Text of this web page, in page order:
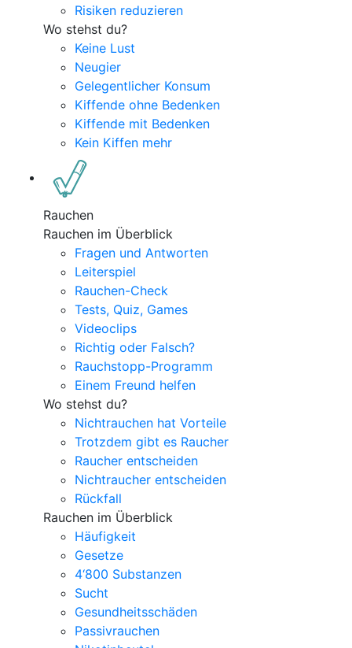
Risiken reduzieren
Wo stehst du?
Keine Lust
Neugier
Gelegentlicher Konsum
Kiffende ohne Bedenken
Kiffende mit Bedenken
Kein Kiffen mehr
Rauchen
Rauchen im Überblick
Fragen und Antworten
Leiterspiel
Rauchen-Check
Tests, Quiz, Games
Videoclips
Richtig oder Falsch?
Rauchstopp-Programm
Einem Freund helfen
Wo stehst du?
Nichtrauchen hat Vorteile
Trotzdem gibt es Raucher
Raucher entscheiden
Nichtraucher entscheiden
Rückfall
Rauchen im Überblick
Häufigkeit
Gesetze
4‘800 Substanzen
Sucht
Gesundheitsschäden
Passivrauchen